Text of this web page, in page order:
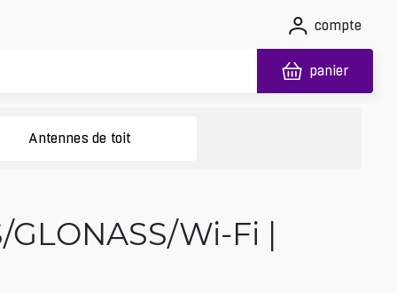
compte
panier
Antennes de toit
Wi‑Fi |